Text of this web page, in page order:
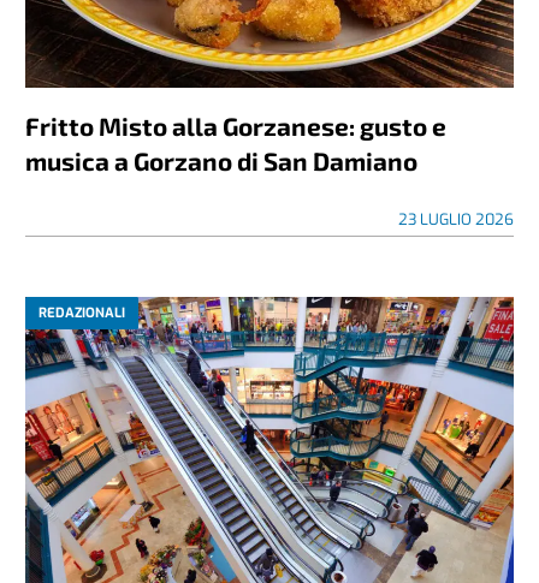
Fritto Misto alla Gorzanese: gusto e
musica a Gorzano di San Damiano
23 LUGLIO 2026
REDAZIONALI